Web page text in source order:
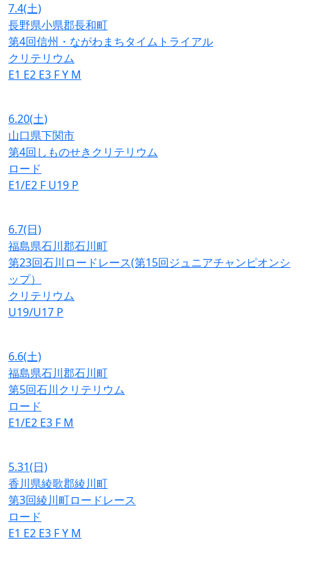
7.4(土)
長野県小県郡長和町
第4回信州・ながわまちタイムトライアル
クリテリウム
E1 E2 E3 FY M
6.20(土)
山口県下関市
第4回しものせきクリテリウム
ロード
E1/E2 F U19 P
6.7(日)
福島県石川郡石川町
第23回石川ロードレース(第15回ジュニアチャンピオンシ
ップ）
クリテリウム
U19/U17 P
6.6(土)
福島県石川郡石川町
第5回石川クリテリウム
ロード
E1/E2 E3 F M
5.31(日)
香川県綾歌郡綾川町
第3回綾川町ロードレース
ロード
E1 E2 E3 FY M